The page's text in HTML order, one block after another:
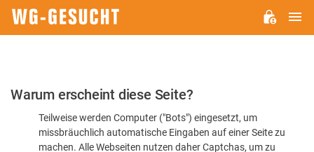
Bitte
dass
Warum erscheint diese Seite?
Teilweise werden Computer ("Bots") eingesetzt, um
missbräuchlich automatische Eingaben auf einer Seite zu
machen. Alle Webseiten nutzen daher Captchas, um zu